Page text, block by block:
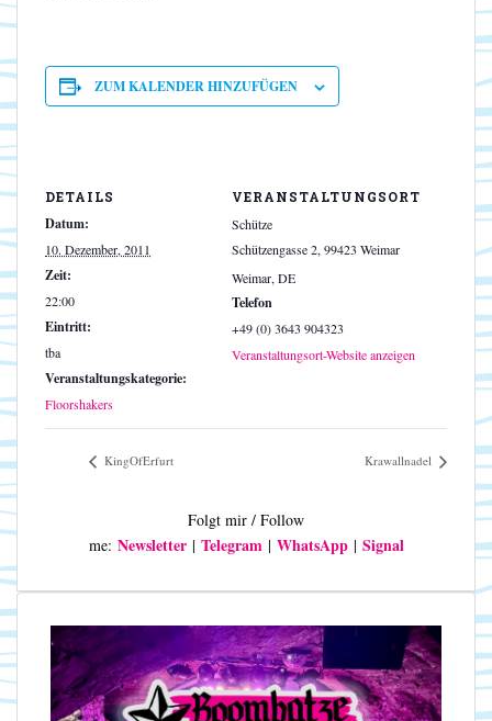
ZUM KALENDER HINZUFÜGEN
DETAILS
Datum:
10. Dezember, 2011
Zeit:
22:00
Eintritt:
tba
Veranstaltungskategorie:
Floorshakers
VERANSTALTUNGSORT
Schütze
Schützengasse 2, 99423 Weimar
Weimar, DE
Telefon
+49 (0) 3643 904323
Veranstaltungsort-Website anzeigen
KingOfErfurt Krawallnadel
Folgt mir / Follow
me: Newsletter| Telegram | WhatsApp| Signal